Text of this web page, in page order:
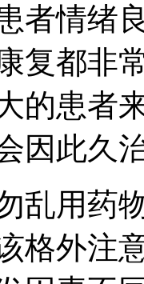
者情绪
复都非
的患者
因此久
乱用药
格外注